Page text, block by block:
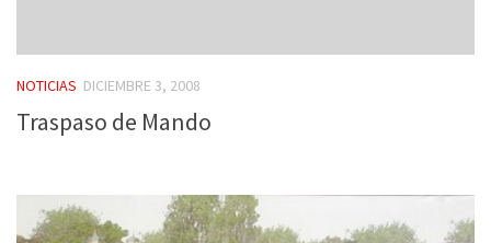
NOTICIAS DICIEMBRE 3, 2008
Traspaso de Mando